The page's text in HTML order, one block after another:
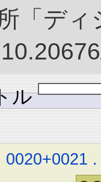
「デ
ル
0020+0021 .